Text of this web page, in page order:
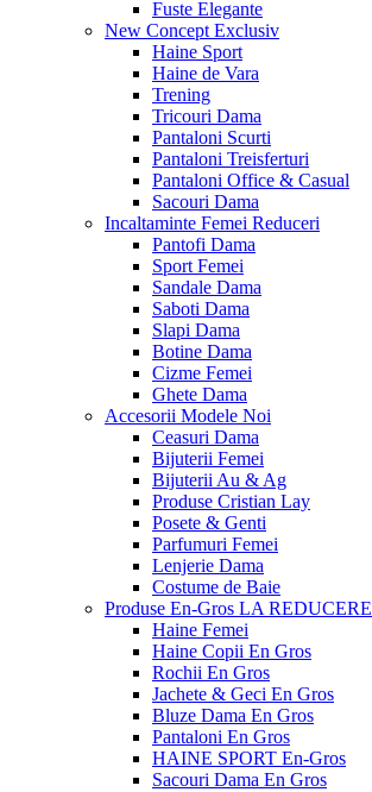
Fuste Elegante
New Concept Exclusiv
Haine Sport
Haine de Vara
Trening
Tricouri Dama
Pantaloni Scurti
Pantaloni Treisferturi
Pantaloni Office & Casual
Sacouri Dama
Incaltaminte Femei Reduceri
Pantofi Dama
Sport Femei
Sandale Dama
Saboti Dama
Slapi Dama
Botine Dama
Cizme Femei
Ghete Dama
Accesorii Modele Noi
Ceasuri Dama
Bijuterii Femei
Bijuterii Au & Ag
Produse Cristian Lay
Posete & Genti
Parfumuri Femei
Lenjerie Dama
Costume de Baie
Produse En-Gros LA REDUCERE
Haine Femei
Haine Copii En Gros
Rochii En Gros
Jachete & Geci En Gros
Bluze Dama En Gros
Pantaloni En Gros
HAINE SPORT En-Gros
Sacouri Dama En Gros